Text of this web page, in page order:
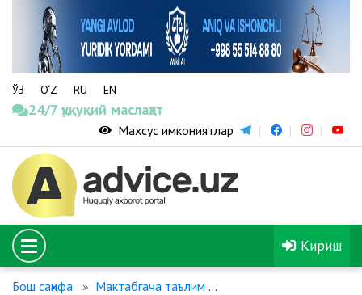
ЎЗ O‘Z RU EN
24/7 ҳуқуқий маслаҳат
Махсус имкониятлар
Кириш
Бош саҳифа Мактабгача таълим